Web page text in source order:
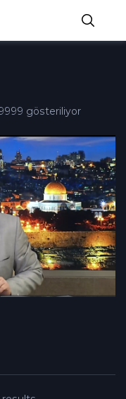
gösteriliyor